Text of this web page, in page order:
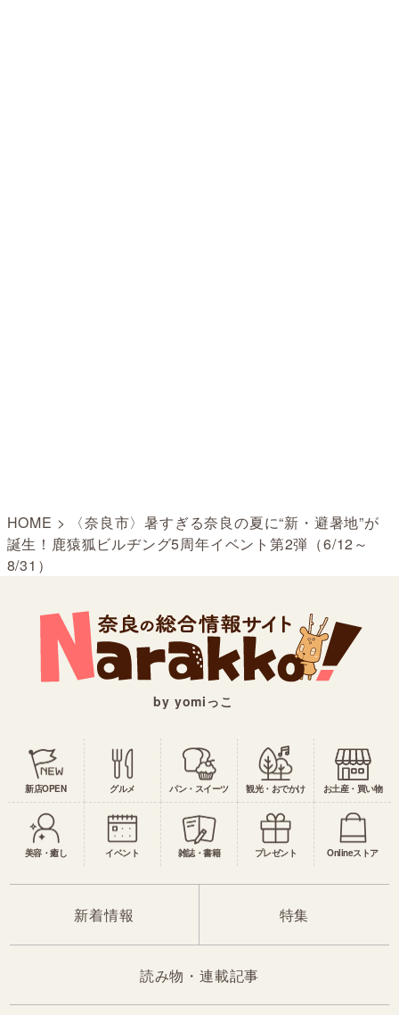
HOME >
〈奈良市〉暑すぎる奈良の夏に“新・避暑地”が
誕生！鹿猿狐ビルヂング5周年イベント第2弾（6/12～
8/31）
by yomiっこ
新店OPEN グルメ パン・スイーツ 観光・おでかけ お土産・買い物
美容・癒し イベント 雑誌・書籍 プレゼント Onlineストア
新着情報 特集
読み物・連載記事